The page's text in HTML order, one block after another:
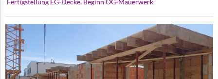
Fertigstellung EG-Decke, Beginn OG-Mauerwerk